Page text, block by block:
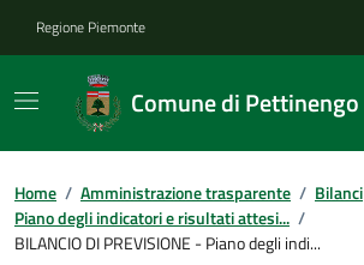
Regione Piemonte
Comune di Pettinengo
Home / Amministrazione trasparente / Bilanci
Piano degli indicatori e risultati attesi... /
BILANCIO DI PREVISIONE - Piano degli indi...